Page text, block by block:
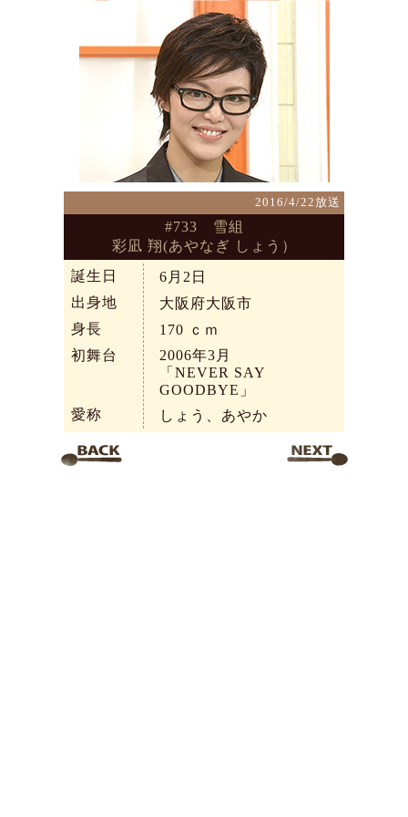
2016/4/22放送
#733 雪組
彩凪 翔(あやなぎ しょう）
誕生日
6月2日
出身地
大阪府大阪市
身長
170 ｃｍ
初舞台
2006年3月
「NEVER SAY
GOODBYE」
愛称
しょう、あやか